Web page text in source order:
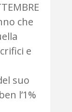
che
e
suo
l’1%